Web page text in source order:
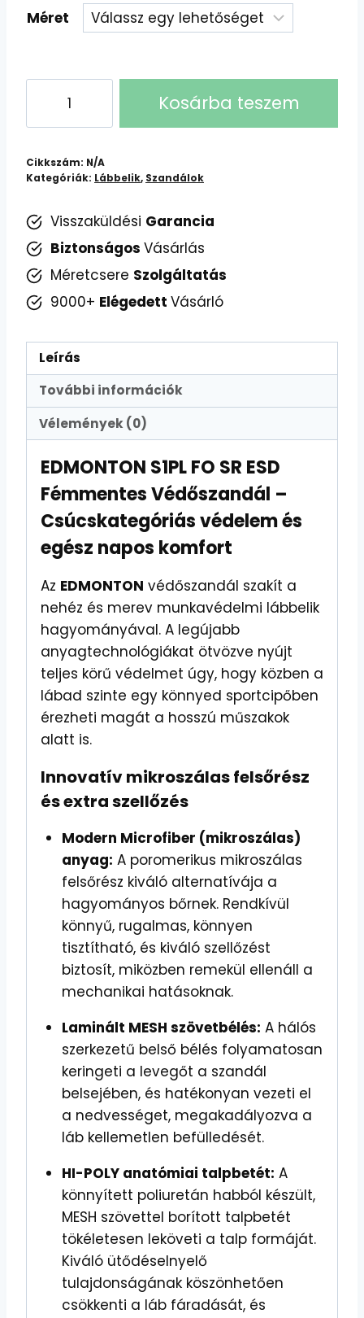
Méret
EDMONTON
2275-
S1P
ESD
mennyiség
Kosárba teszem
Cikkszám: N/A
Kategóriák: Lábbelik, Szandálok
Visszaküldési Garancia
Biztonságos Vásárlás
Méretcsere Szolgáltatás
9000+ Elégedett Vásárló
Leírás
További információk
Vélemények (0)
EDMONTON S1PL FO SR ESD
Fémmentes Védőszandál –
Csúcskategóriás védelem és
egész napos komfort
Az EDMONTON védőszandál szakít a
nehéz és merev munkavédelmi lábbelik
hagyományával. A legújabb
anyagtechnológiákat ötvözve nyújt
teljes körű védelmet úgy, hogy közben a
lábad szinte egy könnyed sportcipőben
érezheti magát a hosszú műszakok
alatt is.
Innovatív mikroszálas felsőrész
és extra szellőzés
Modern Microfiber (mikroszálas)
anyag: A poromerikus mikroszálas
felsőrész kiváló alternatívája a
hagyományos bőrnek. Rendkívül
könnyű, rugalmas, könnyen
tisztítható, és kiváló szellőzést
biztosít, miközben remekül ellenáll a
mechanikai hatásoknak.
Laminált MESH szövetbélés: A hálós
szerkezetű belső bélés folyamatosan
keringeti a levegőt a szandál
belsejében, és hatékonyan vezeti el
a nedvességet, megakadályozva a
láb kellemetlen befülledését.
HI-POLY anatómiai talpbetét: A
könnyített poliuretán habból készült,
MESH szövettel borított talpbetét
tökéletesen leköveti a talp formáját.
Kiváló ütődéselnyelő
tulajdonságának köszönhetően
csökkenti a láb fáradását, és